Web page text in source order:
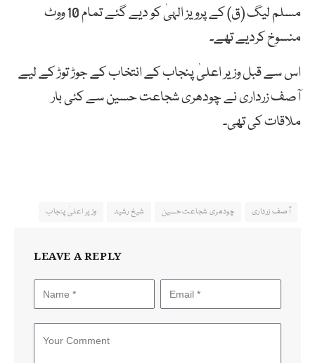
مسلم لیگ (ق) کے پرویز الہیٰ کو دیے گئے تمام 10 ووٹ
منسوخ کردیے تھے۔
اس سے قبل وزیر اعلیٰ پنجاب کے انتخاب کے جوڑ توڑ کے لیے
آصف زرداری نے چودھری شجاعت حسین سے کئی بار
ملاقات کی تھی۔
آصف زرداری چودھری شجاعت حسین شیخ رشید وزیر اعلیٰ پنجاب
LEAVE A REPLY